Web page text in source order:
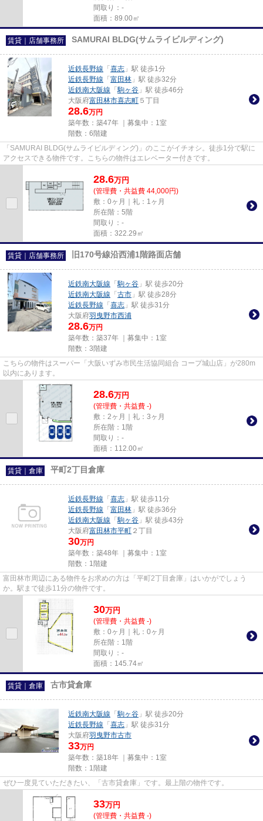
間取り：-
面積：89.00㎡
賃貸｜店舗事務所 SAMURAI BLDG(サムライビルディング)
近鉄長野線 「 喜志 」駅 徒歩1分
近鉄長野線 「 富田林 」駅 徒歩32分
近鉄南大阪線 「駒ヶ谷 」駅 徒歩46分
大阪府富田林市喜志町 ５丁目
28.6万円
築年数：築47年 ｜募集中： 1室
階数：6階建
「SAMURAI BLDG(サムライビルディング)」のここがイチオシ。徒歩1分で駅に
アクセスできる物件です。こちらの物件はエレベーター付きです。
28.6万円
(管理費・共益費 44,000円)
敷：0ヶ月｜礼：1ヶ月
所在階：5階
間取り：-
面積：322.29㎡
賃貸｜店舗事務所 旧170号線沿西浦1階路面店舗
近鉄南大阪線 「駒ヶ谷 」駅 徒歩20分
近鉄南大阪線 「 古市 」駅 徒歩28分
近鉄長野線 「 喜志 」駅 徒歩31分
大阪府羽曳野市西浦
28.6万円
築年数：築37年 ｜募集中： 1室
階数：3階建
こちらの物件はスーパー「大阪いずみ市民生活協同組合 コープ城山店」が280m
以内にあります。
28.6万円
(管理費・共益費 -)
敷：2ヶ月｜礼：3ヶ月
所在階：1階
間取り：-
面積：112.00㎡
賃貸｜倉庫 平町2丁目倉庫
近鉄長野線 「 喜志 」駅 徒歩11分
近鉄長野線 「 富田林 」駅 徒歩36分
近鉄南大阪線 「駒ヶ谷 」駅 徒歩43分
大阪府富田林市平町 ２丁目
30万円
築年数：築48年 ｜募集中： 1室
階数：1階建
富田林市周辺にある物件をお求めの方は「平町2丁目倉庫」はいかがでしょう
か。駅まで徒歩11分の物件です。
30万円
(管理費・共益費 -)
敷：0ヶ月｜礼：0ヶ月
所在階：1階
間取り：-
面積：145.74㎡
賃貸｜倉庫 古市貸倉庫
近鉄南大阪線 「駒ヶ谷 」駅 徒歩20分
近鉄長野線 「 喜志 」駅 徒歩31分
大阪府羽曳野市古市
33万円
築年数：築18年 ｜募集中： 1室
階数：1階建
ぜひ一度見ていただきたい、「古市貸倉庫」です。最上階の物件です。
33万円
(管理費・共益費 -)